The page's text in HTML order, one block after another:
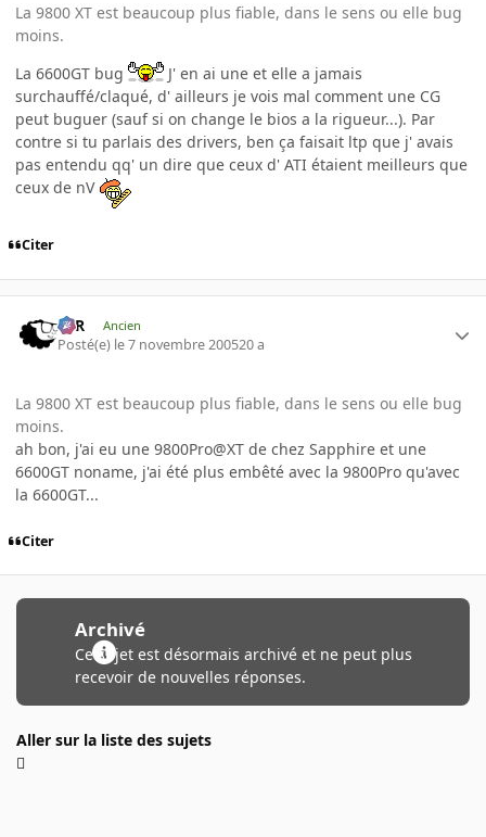
La 9800 XT est beaucoup plus fiable, dans le sens ou elle bug
moins.
La 6600GT bug
J' en ai une et elle a jamais
surchauffé/claqué, d' ailleurs je vois mal comment une CG
peut buguer (sauf si on change le bios a la rigueur...). Par
contre si tu parlais des drivers, ben ça faisait ltp que j' avais
pas entendu qq' un dire que ceux d' ATI étaient meilleurs que
ceux de nV
Citer
KzR Ancien
Posté(e) le 7 novembre 200520 a
La 9800 XT est beaucoup plus fiable, dans le sens ou elle bug
moins.
ah bon, j'ai eu une 9800Pro@XT de chez Sapphire et une
6600GT noname, j'ai été plus embêté avec la 9800Pro qu'avec
la 6600GT...
Citer
Archivé
Ce sujet est désormais archivé et ne peut plus
recevoir de nouvelles réponses.
Aller sur la liste des sujets